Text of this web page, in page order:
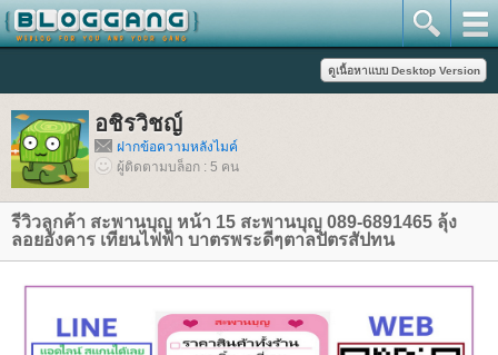
อชิรวิชญ์
ฝากข้อความหลังไมค์
ผู้ติดตามบล็อก : 5 คน
รีวิวลูกค้า สะพานบุญ หน้า 15 สะพานบุญ 089-6891465 ลุ้ง
ลอยอังคาร เทียนไฟฟ้า บาตรพระดีๆตาลปัตรสัปทน